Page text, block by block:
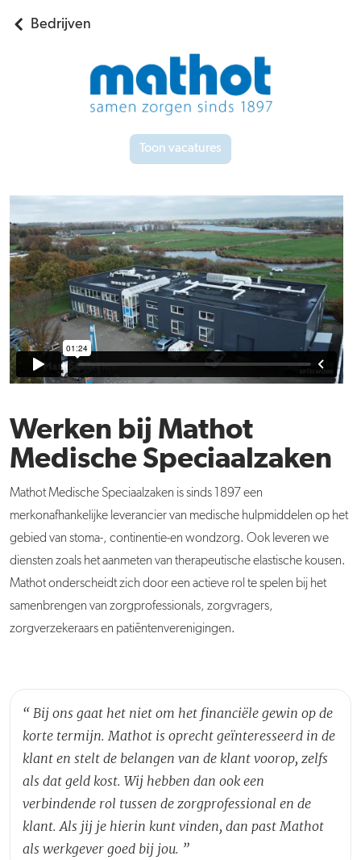
Bedrijven
Toon vacatures
Werken bij Mathot
Medische Speciaalzaken
Mathot Medische Speciaalzaken is sinds 1897 een
merkonafhankelijke leverancier van medische hulpmiddelen op het
gebied van stoma-, continentie-en wondzorg. Ook leveren we
diensten zoals het aanmeten van therapeutische elastische kousen.
Mathot onderscheidt zich door een actieve rol te spelen bij het
samenbrengen van zorgprofessionals, zorgvragers,
zorgverzekeraars en patiëntenverenigingen.
“ Bij ons gaat het niet om het financiële gewin op de
korte termijn. Mathot is oprecht geïnteresseerd in de
klant en stelt de belangen van de klant voorop, zelfs
als dat geld kost. Wij hebben dan ook een
verbindende rol tussen de zorgprofessional en de
klant. Als jij je hierin kunt vinden, dan past Mathot
als werkgever goed bij jou. ”